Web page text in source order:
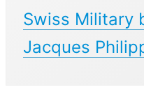
Swiss Military
Jacques